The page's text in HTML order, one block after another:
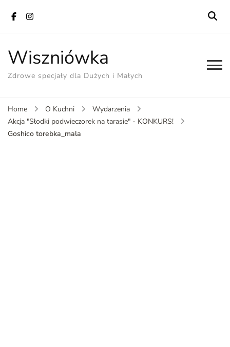
Wiszniówka
Zdrowe specjały dla Dużych i Małych
Home O Kuchni
Wydarzenia
Akcja "Słodki podwieczorek na tarasie" - KONKURS!
Goshico torebka_mala